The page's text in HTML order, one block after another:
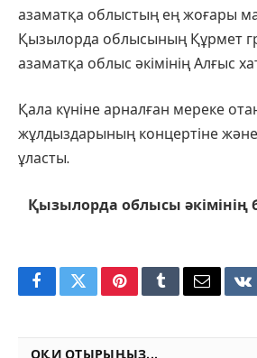
азаматқа облыстың ең жоғары
Қызылорда облысының Құрмет
азаматқа облыс әкімінің Алғыс
Қала күніне арналған мереке
жұлдыздарының концертіне
ұласты.
Қызылорда облысы әкімінің
FacebookTwitterPinterestTumblrEmail
ОҚИ ОТЫРЫҢЫЗ...